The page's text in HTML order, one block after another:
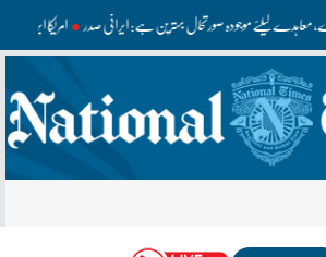
کرے، معاہدے کیلئے موجودہ صورتحال بہترین ہے: ایرانی صدر